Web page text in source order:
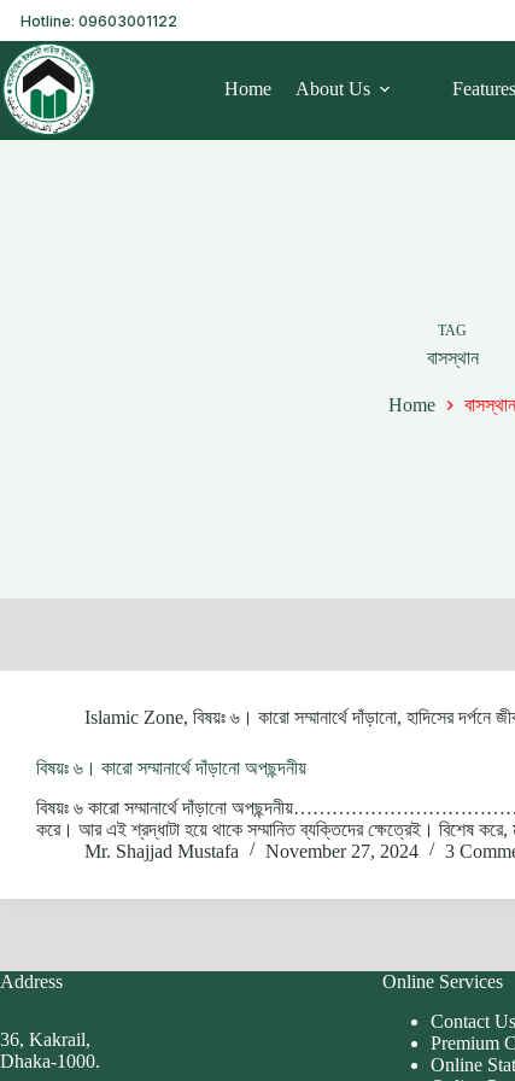
Hotline: 09603001122
Home About Us Features
TAG
বাসস্থান
Home বাসস্থান
Islamic Zone, বিষয়ঃ ৬। কারো সম্মানার্থে দাঁড়ানো, হাদিসের দর্পনে
বিষয়ঃ ৬। কারো সম্মানার্থে দাঁড়ানো অপছন্দনীয়
বিষয়ঃ ৬ কারো সম্মানার্থে দাঁড়ানো
করে। আর এই শ্রদ্ধাটা হয়ে থাকে সম্মানিত ব্যক্তিদের ক্ষেত্রেই। বিশেষ
Mr. Shajjad Mustafa
November 27, 2024 3
Address
36, Kakrail,
Dhaka-1000.
Online Services
Contact Us
Premium
Online